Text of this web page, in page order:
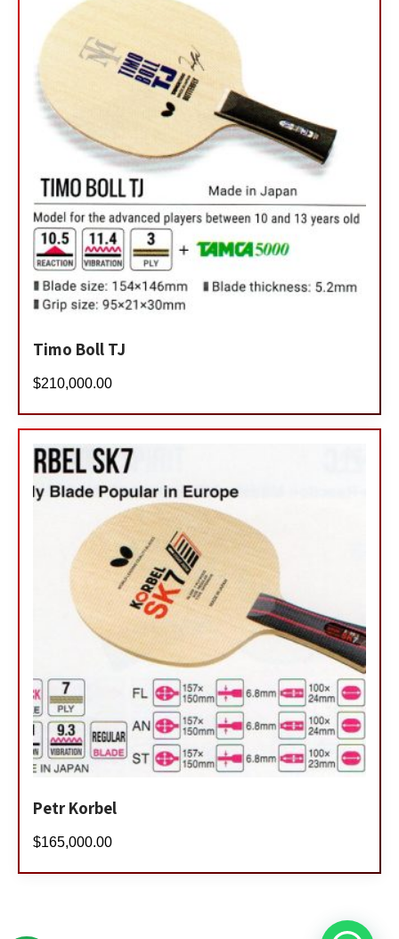
Timo Boll TJ
$210,000.00
Petr Korbel
$165,000.00